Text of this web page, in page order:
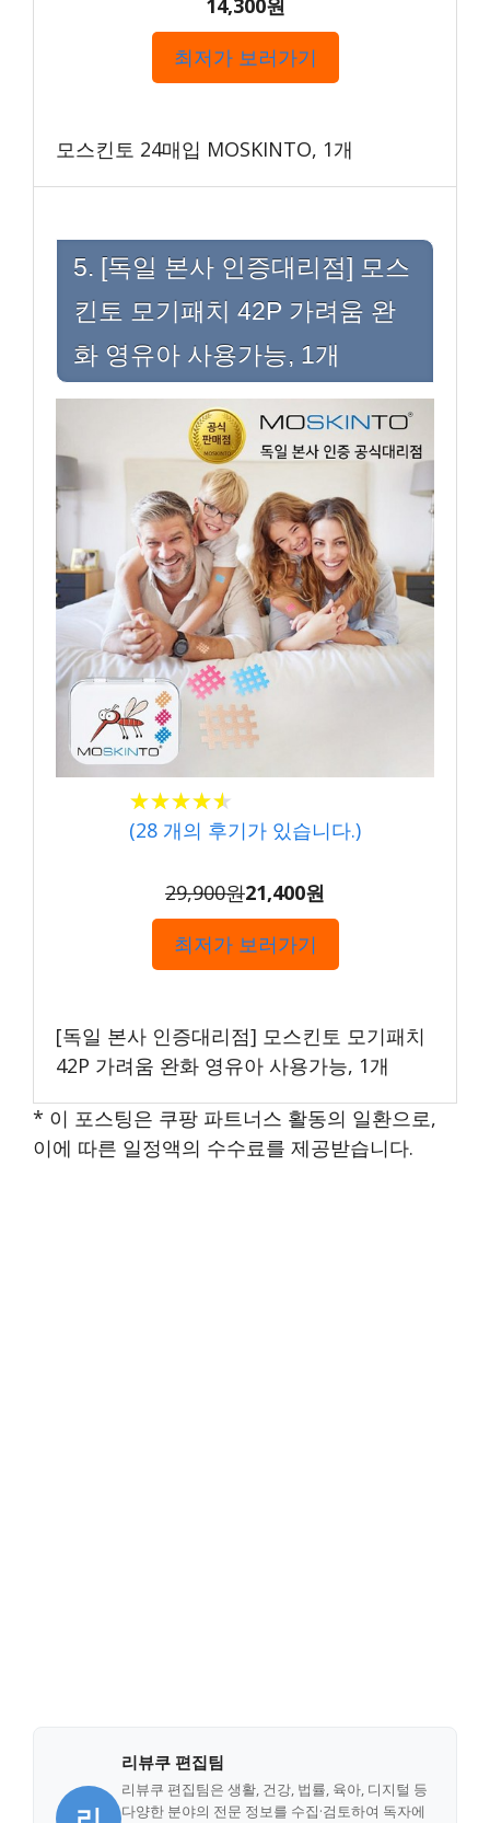
14,300원
최저가 보러가기
모스킨토 24매입 MOSKINTO, 1개
5. [독일 본사 인증대리점] 모스
킨토 모기패치 42P 가려움 완
화 영유아 사용가능, 1개
★★★★★
★★★★★
(28 개의 후기가 있습니다.)
29,900원21,400원
최저가 보러가기
[독일 본사 인증대리점] 모스킨토 모기패치
42P 가려움 완화 영유아 사용가능, 1개
* 이 포스팅은 쿠팡 파트너스 활동의 일환으로,
이에 따른 일정액의 수수료를 제공받습니다.
리뷰쿠 편집팀
리뷰쿠 편집팀은 생활, 건강, 법률, 육아, 디지털 등
다양한 분야의 전문 정보를 수집·검토하여 독자에